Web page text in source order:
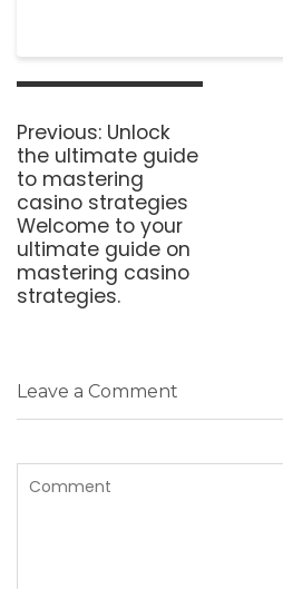
Post
Previous: Previous
post:
Unlock
the ultimate guide
to mastering
casino strategies
Welcome to your
ultimate guide on
mastering casino
strategies.
Leave a Comment